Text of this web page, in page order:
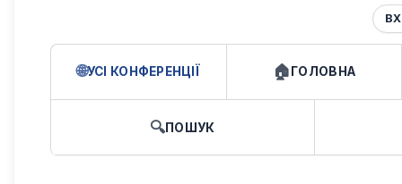
УСІ КОНФЕРЕНЦІЇ ГОЛОВНА
ПОШУК